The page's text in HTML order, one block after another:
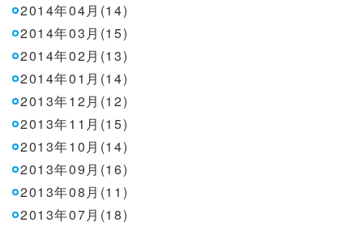
2014年04月(14)
2014年03月(15)
2014年02月(13)
2014年01月(14)
2013年12月(12)
2013年11月(15)
2013年10月(14)
2013年09月(16)
2013年08月(11)
2013年07月(18)